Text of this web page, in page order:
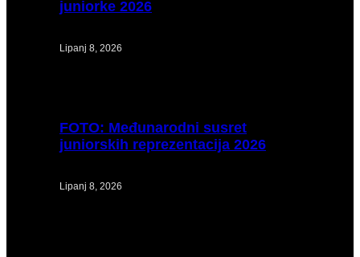
juniorke 2026
Lipanj 8, 2026
FOTO: Međunarodni susret
juniorskih reprezentacija 2026
Lipanj 8, 2026